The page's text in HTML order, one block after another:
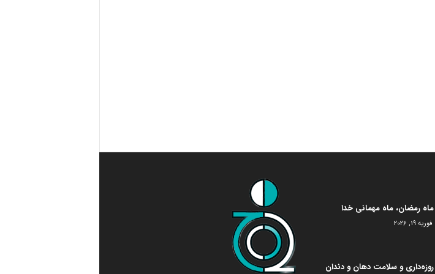
ماه رمضان، ماه مهمانی خدا
فوریه 19, 2026
روزه‌داری و سلامت دهان و دندان